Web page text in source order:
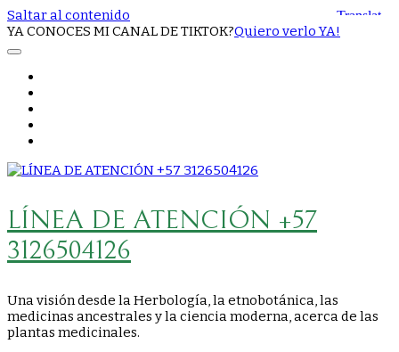
Saltar al contenido
YA CONOCES MI CANAL DE TIKTOK?Quiero verlo YA!
LÍNEA DE ATENCIÓN +57
3126504126
Una visión desde la Herbología, la etnobotánica, las
medicinas ancestrales y la ciencia moderna, acerca de las
plantas medicinales.